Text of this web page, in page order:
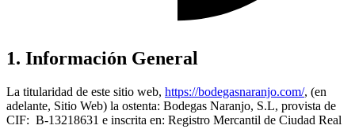
1. Información General
La titularidad de este sitio web, https://bodegasnaranjo.com/, (en
adelante, Sitio Web) la ostenta: Bodegas Naranjo, S.L, provista de
CIF: B-13218631 e inscrita en: Registro Mercantil de Ciudad Real